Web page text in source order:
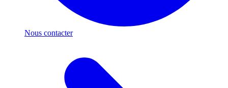
Nous contacter